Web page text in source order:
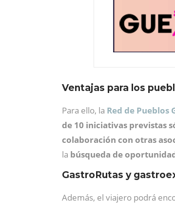
Ventajas para los
Para ello, la Red de Pueblos
de 10 iniciativas previstas
colaboración con otras
la búsqueda de
GastroRutas y
Además, el viajero podrá